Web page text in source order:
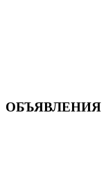
ОБЪЯВЛЕНИЯ